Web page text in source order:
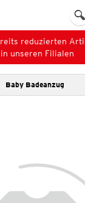
reduzierten
in unseren Filialen
Baby Badeanzug